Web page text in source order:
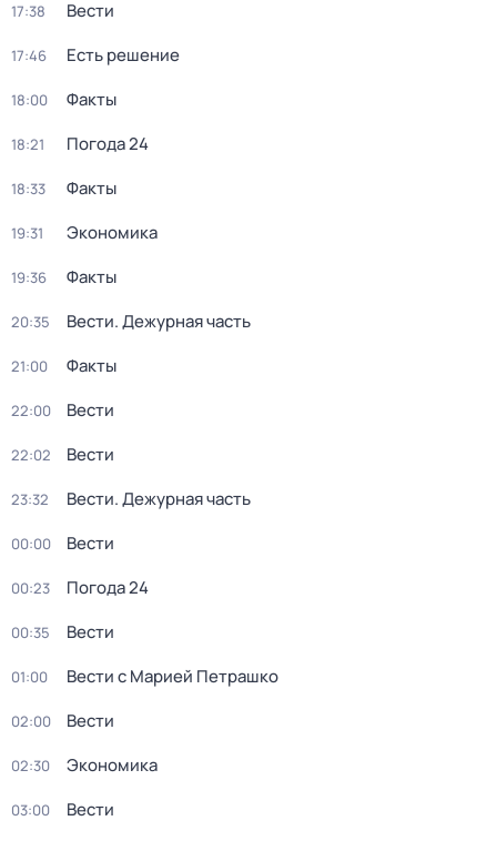
17:38 Вести
17:46 Есть решение
18:00 Факты
18:21 Погода 24
18:33 Факты
19:31 Экономика
19:36 Факты
20:35 Вести. Дежурная часть
21:00 Факты
22:00 Вести
22:02 Вести
23:32 Вести. Дежурная часть
00:00 Вести
00:23 Погода 24
00:35 Вести
01:00 Вести с Марией Петрашко
02:00 Вести
02:30 Экономика
03:00 Вести